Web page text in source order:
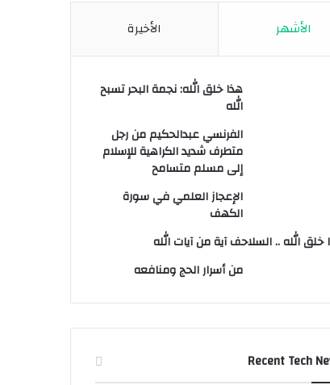
الأشهر الأخيرة
هذا خلق الله: نجمة البحر تسبح
الله
الفرنسي عبدالحكيم من رجل
متطرف شديد الكراهية للإسلام
إلى مسلم متسامح
الإعجاز العلمي في سورة
الكهف
خلق الله .. السلاحف آية من آيات الله
من أسرار الحج ومنافعه
Recent Tech